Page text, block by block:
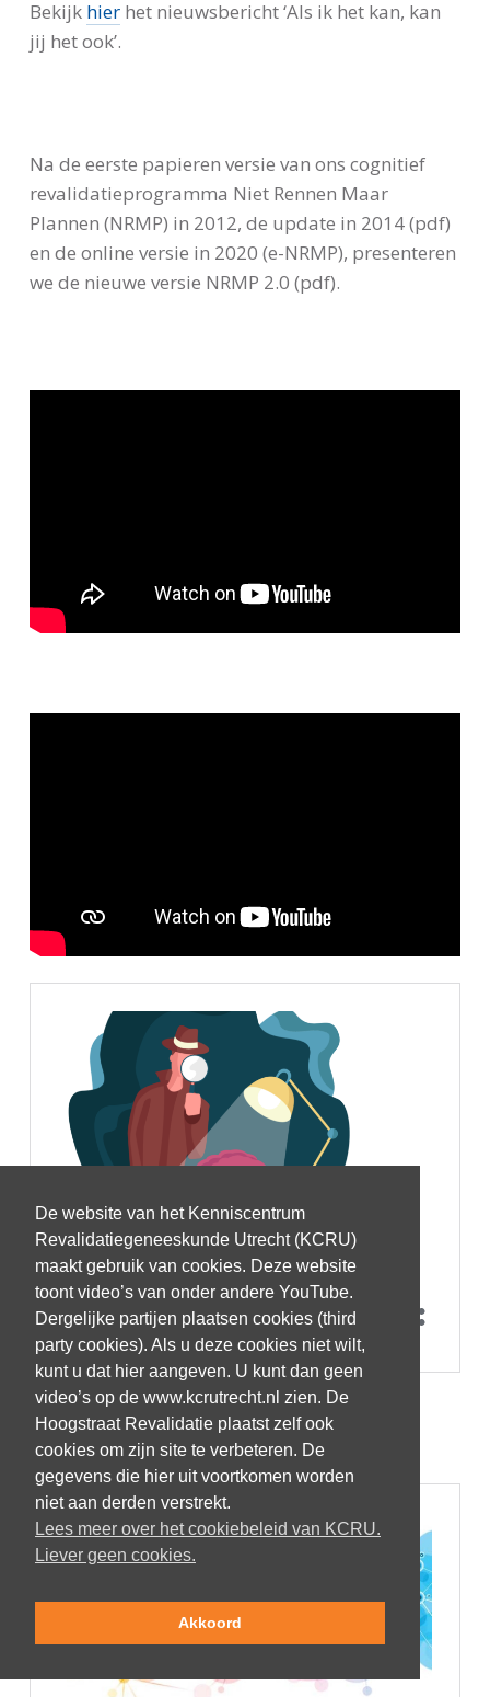
De website van het Kenniscentrum
Revalidatiegeneeskunde Utrecht (KCRU)
maakt gebruik van cookies. Deze website
toont video’s van onder andere YouTube.
Dergelijke partijen plaatsen cookies (third
party cookies). Als u deze cookies niet wilt,
kunt u dat hier aangeven. U kunt dan geen
video’s op de www.kcrutrecht.nl zien. De
Hoogstraat Revalidatie plaatst zelf ook
cookies om zijn site te verbeteren. De
gegevens die hier uit voortkomen worden
niet aan derden verstrekt.
Lees meer over het cookiebeleid van KCRU.
Liever geen cookies.
Akkoord
Bekijk hierhet nieuwsbericht ‘Als ik het kan, kan
jij het ook’.
Na de eerste papieren versie van ons cognitief
revalidatieprogramma Niet Rennen Maar
Plannen (NRMP) in 2012, de update in 2014 (pdf)
en de online versie in 2020 (e-NRMP), presenteren
we de nieuwe versie NRMP 2.0 (pdf).
PRIJZEN